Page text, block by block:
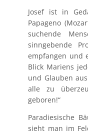
Josef ist in
Papageno
suchende
sinngebende
empfangen und
Blick Mariens
und Glauben
alle zu
geboren!“
Paradiesische
sieht man im